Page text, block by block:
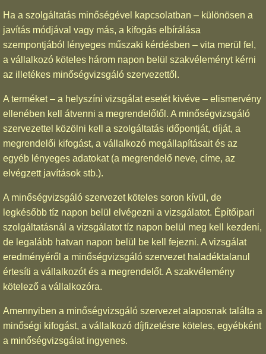
Ha a szolgáltatás minőségével kapcsolatban – különösen a
javítás módjával vagy más, a kifogás elbírálása
szempontjából lényeges műszaki kérdésben – vita merül fel,
a vállalkozó köteles három napon belül szakvéleményt kérni
az illetékes minőségvizsgáló szervezettől.
A terméket – a helyszíni vizsgálat esetét kivéve – elismervény
ellenében kell átvenni a megrendelőtől. A minőségvizsgáló
szervezettel közölni kell a szolgáltatás időpontját, díját, a
megrendelői kifogást, a vállalkozó megállapításait és az
egyéb lényeges adatokat (a megrendelő neve, címe, az
elvégzett javítások stb.).
A minőségvizsgáló szervezet köteles soron kívül, de
legkésőbb tíz napon belül elvégezni a vizsgálatot. Építőipari
szolgáltatásnál a vizsgálatot tíz napon belül meg kell kezdeni,
de legalább hatvan napon belül be kell fejezni. A vizsgálat
eredményéről a minőségvizsgáló szervezet haladéktalanul
értesíti a vállalkozót és a megrendelőt. A szakvélemény
kötelező a vállalkozóra.
Amennyiben a minőségvizsgáló szervezet alaposnak találta a
minőségi kifogást, a vállalkozó díjfizetésre köteles, egyébként
a minőségvizsgálat ingyenes.